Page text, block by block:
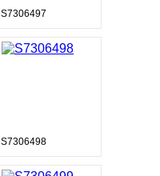
S7306497
S7306498